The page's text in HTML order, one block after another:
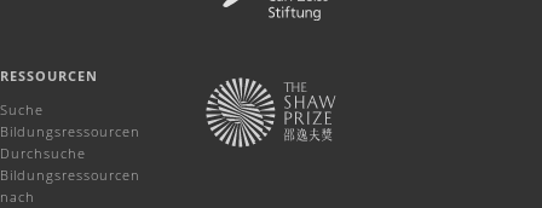
RESSOURCEN
Suche
Bildungsressourcen
Durchsuche
Bildungsressourcen
nach